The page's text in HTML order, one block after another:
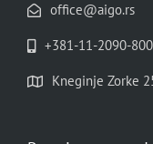
office@aigo.rs
+381-11-2090-800
Kneginje Zorke